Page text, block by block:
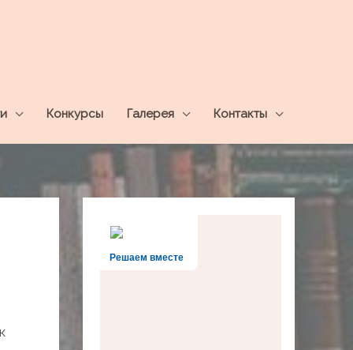
Конкурсы Галерея Контакты
Решаем вместе